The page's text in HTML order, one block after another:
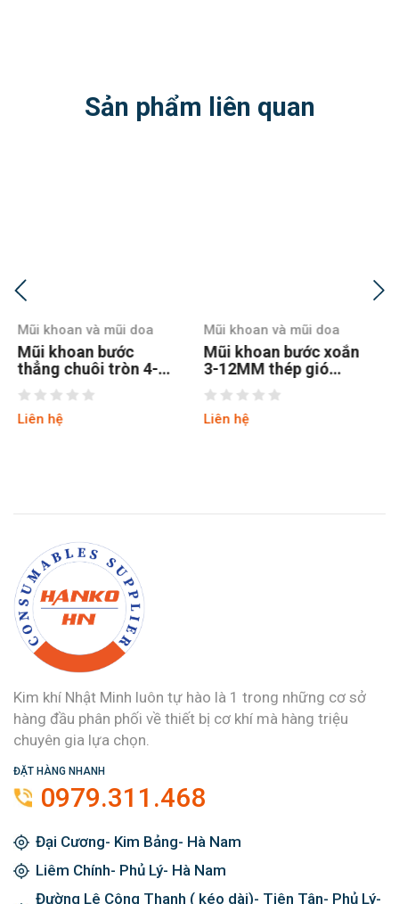
Sản phẩm liên quan
Mũi khoan và mũi doa
Mũi khoan bước xoắn
3-12MM thép gió
M35 coban chuôi lục
Liên hệ
Mũi khoan và mũi doa
Mũi khoan bước xoắn
3-13MM thép gió
M35 coban chuôi lục
Liên hệ
Kim khí Nhật Minh luôn tự hào là 1 trong những cơ sở
hàng đầu phân phối về thiết bị cơ khí mà hàng triệu
chuyên gia lựa chọn.
ĐẶT HÀNG NHANH
0979.311.468
Đại Cương- Kim Bảng- Hà Nam
Liêm Chính- Phủ Lý- Hà Nam
Đường Lê Công Thanh ( kéo dài)- Tiên Tân- Phủ Lý-